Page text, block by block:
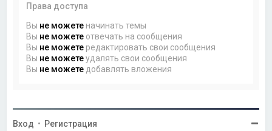
Права доступа
Вы не можете начинать темы
Вы не можете отвечать на сообщения
Вы не можете редактировать свои сообщения
Вы не можетеудалять свои сообщения
Вы не можете добавлять вложения
Вход • Регистрация